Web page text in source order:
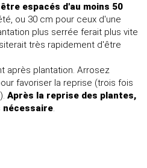
être espacés d'au moins 50
ou 30 cm pour ceux d'une
plus serrée ferait plus vite
très rapidement d'être
après plantation. Arrosez
favoriser la reprise (trois fois
Après la reprise des plantes,
nécessaire.